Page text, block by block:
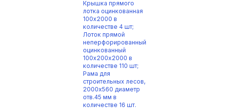
Крышка прямого
лотка оцинкованная
100х2000 в
количестве 4 шт;
Лоток прямой
неперфорированный
оцинкованный
100х200х2000 в
количестве 110 шт;
Рама для
строительных лесов,
2000х560 диаметр
отв.45 мм в
количестве 16 шт.